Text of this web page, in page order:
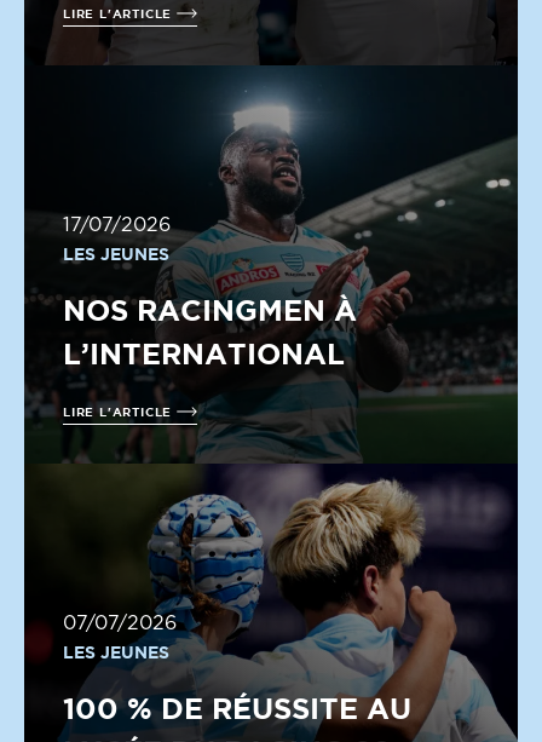
LIRE L'ARTICLE
17/07/2026
LES JEUNES
NOS RACINGMEN À
L’INTERNATIONAL
LIRE L'ARTICLE
07/07/2026
LES JEUNES
100 % DE RÉUSSITE AU